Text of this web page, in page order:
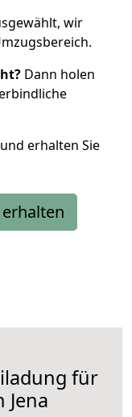
wir
Dann holen
erhalten Sie
für
Jena